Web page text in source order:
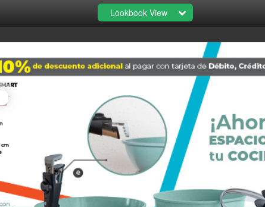
Lookbook View